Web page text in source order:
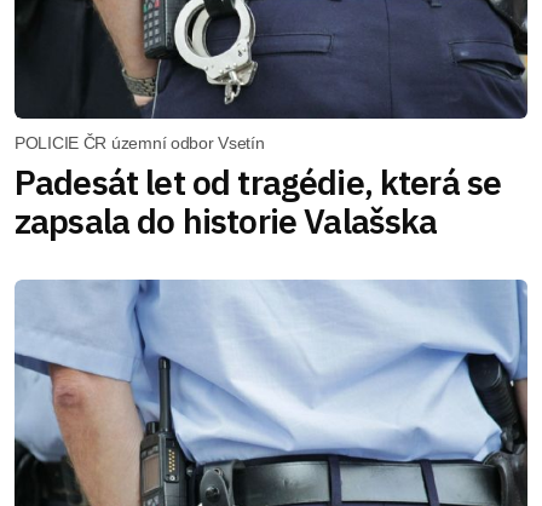
POLICIE ČR územní odbor Vsetín
Padesát let od tragédie, která se
zapsala do historie Valašska